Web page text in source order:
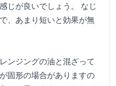
じが良いでしょう。 なじ
、あまり短いと効果が無
ンジングの油と混ざって
固形の場合がありますの